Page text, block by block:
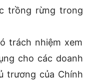
trồng rừng trong
trách nhiệm xem
cho các doanh
trương của Chính